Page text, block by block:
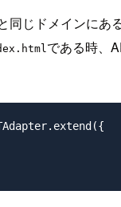
同じドメインに
である時、